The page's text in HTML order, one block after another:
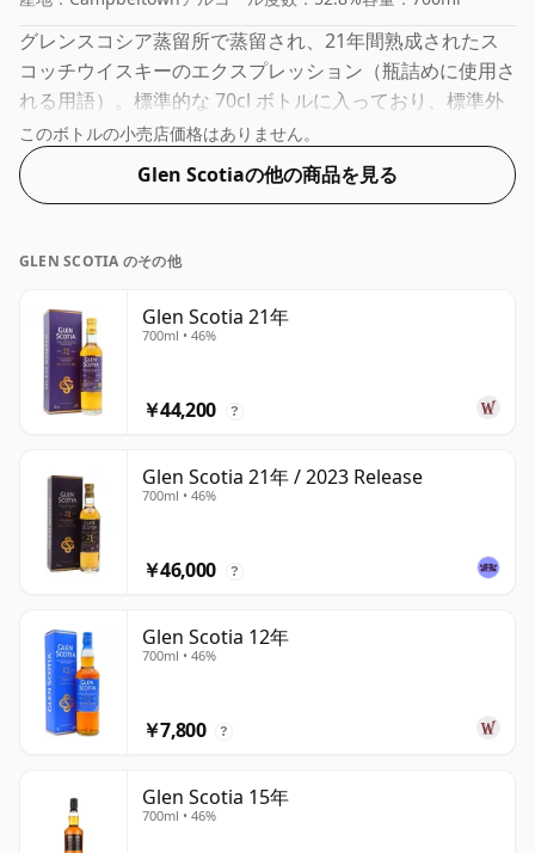
グレンスコシア蒸留所で蒸留され、21年間熟成されたス
コッチウイスキーのエクスプレッション（瓶詰めに使用さ
れる用語）。標準的な 70cl ボトルに入っており、標準外
の濃度 52.8% です。
このボトルの小売店価格はありません。
Glen Scotiaの他の商品を見る
GLEN SCOTIA のその他
Glen Scotia 21年
700ml • 46%
￥44,200 ?
Glen Scotia 21年 / 2023 Release
700ml • 46%
￥46,000 ?
Glen Scotia 12年
700ml • 46%
￥7,800 ?
Glen Scotia 15年
700ml • 46%